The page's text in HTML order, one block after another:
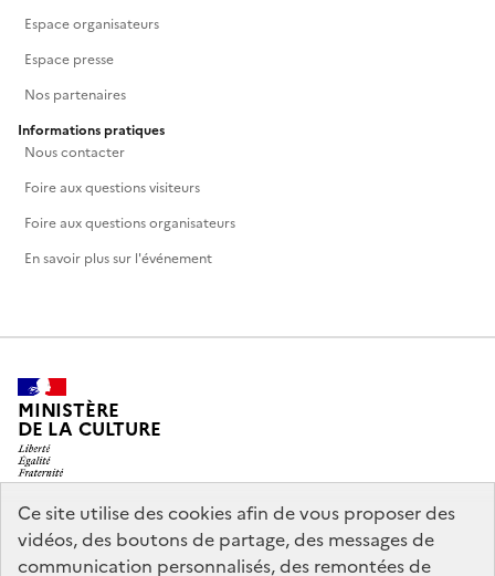
Ce site utilise des cookies afin de vous proposer des
vidéos, des boutons de partage, des messages de
communication personnalisés, des remontées de
Espace organisateurs
Espace presse
Nos partenaires
Informations pratiques
Nous contacter
Foire aux questions visiteurs
Foire aux questions organisateurs
En savoir plus sur l'événement
MINISTÈRE
DE LA CULTURE
legifrance.gouv.fr info.gouv.fr